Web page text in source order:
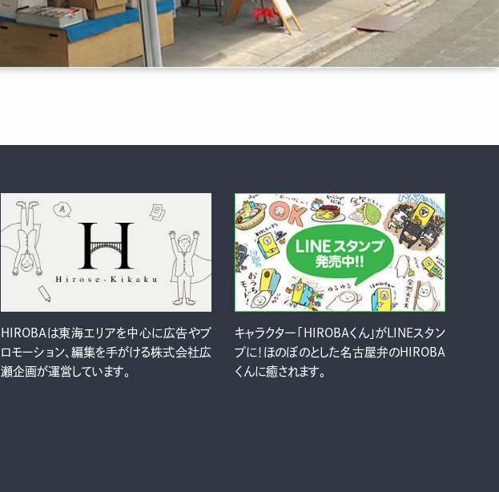
HIROBAは東海エリアを中心に広告やプ
ロモーション、編集を手がける株式会社広
瀬企画が運営しています。
キャラクター「HIROBAくん」がLINEスタン
プに！ほのぼのとした名古屋弁のHIROBA
くんに癒されます。